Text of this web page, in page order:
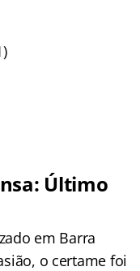
Último
em Barra
o certame foi